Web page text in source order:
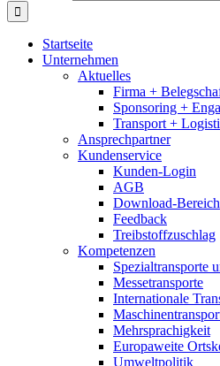
Startseite
Unternehmen
Aktuelles
Firma +
Sponsoring +
Transport +
Ansprechpartner
Kundenservice
Kunden-Login
AGB
Download-Bereich
Feedback
Treibstoffzuschlag
Kompetenzen
Spezialtransporte
Messetransporte
Internationale
Mehrsprachigkeit
Europaweite
Umweltpolitik